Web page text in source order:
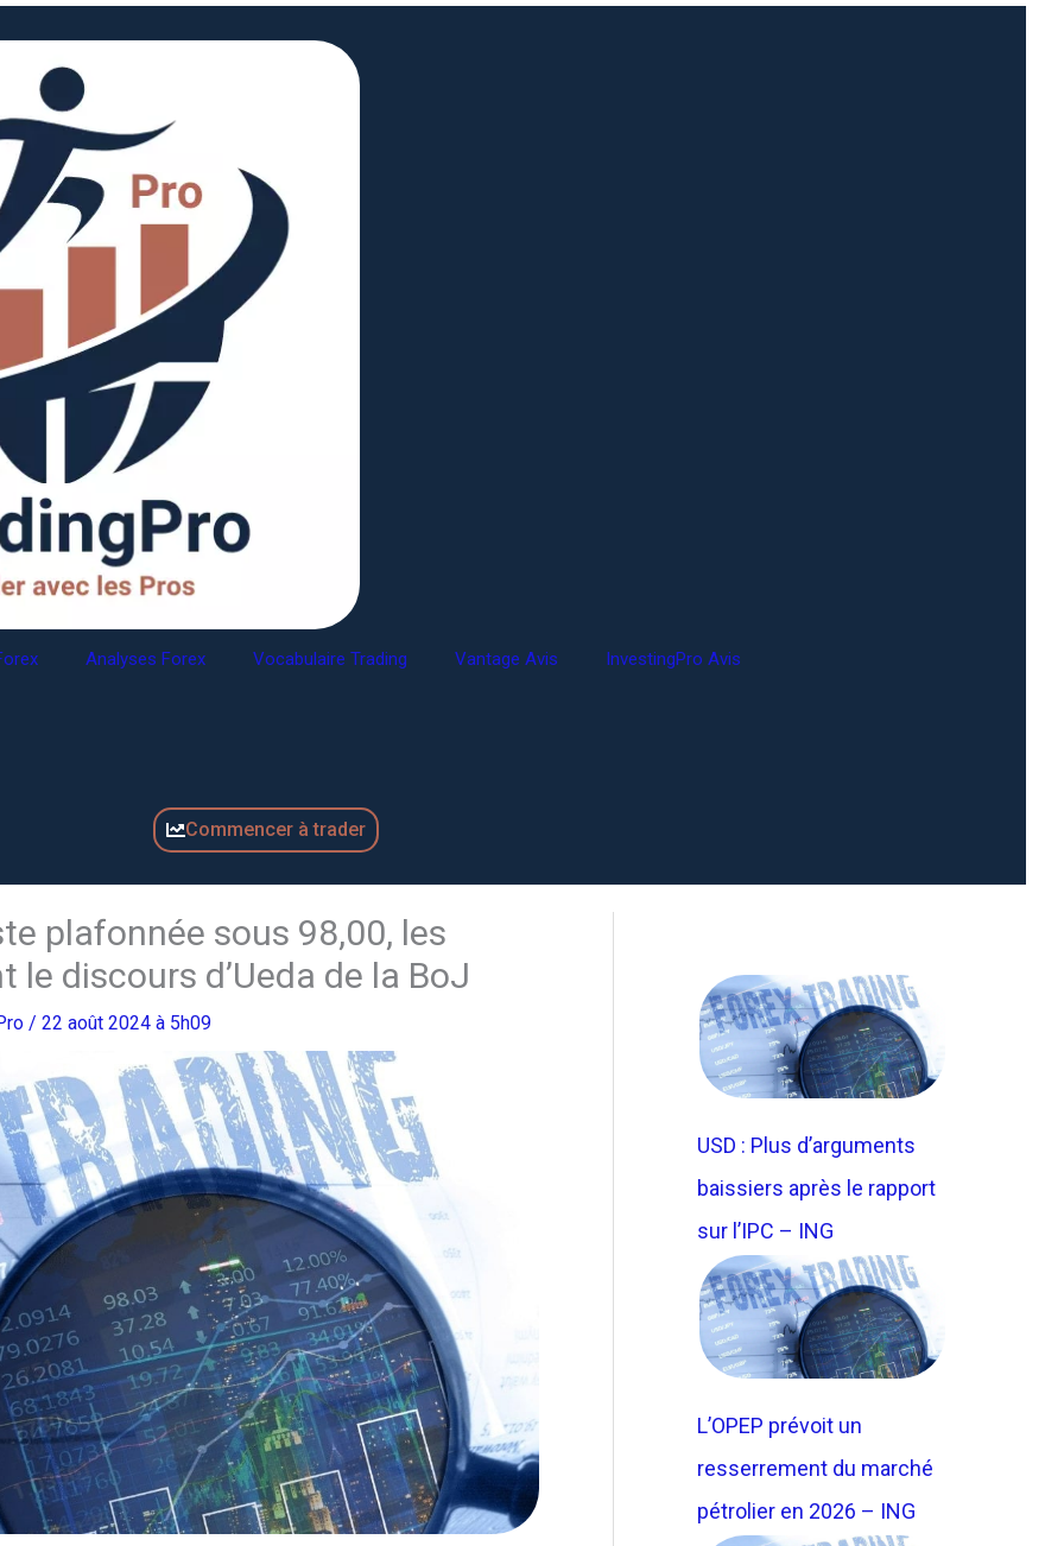
Analyses Forex Vocabulaire Trading Vantage Avis InvestingPro Avis
Commencer à trader
plafonnée sous 98,00, les
discours d’Ueda de la BoJ
/ 22 août 2024 à 5h09
USD : Plus d’arguments
baissiers après le rapport
sur l’IPC – ING
L’OPEP prévoit un
resserrement du marché
pétrolier en 2026 – ING